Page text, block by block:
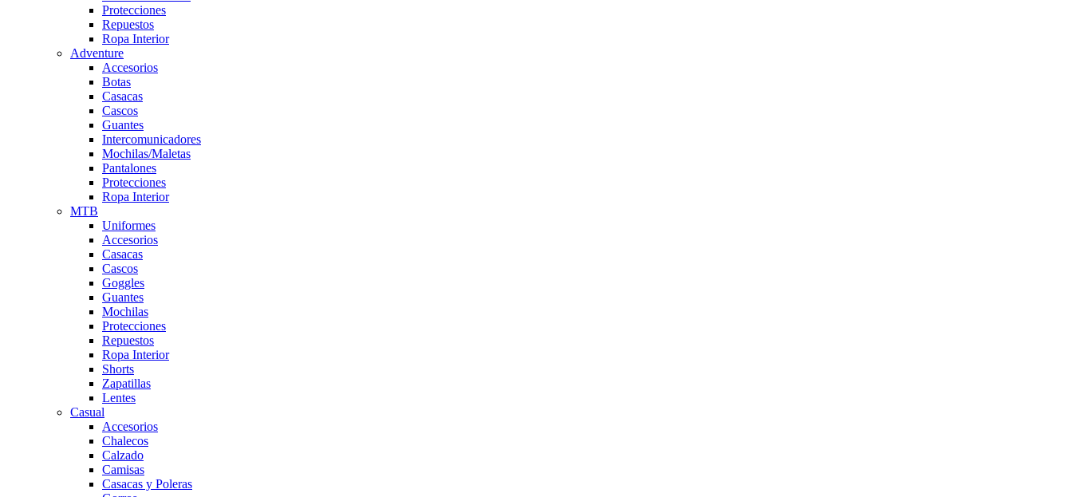
Protecciones
Repuestos
Ropa Interior
Adventure
Accesorios
Botas
Casacas
Cascos
Guantes
Intercomunicadores
Mochilas/Maletas
Pantalones
Protecciones
Ropa Interior
MTB
Uniformes
Accesorios
Casacas
Cascos
Goggles
Guantes
Mochilas
Protecciones
Repuestos
Ropa Interior
Shorts
Zapatillas
Lentes
Casual
Accesorios
Chalecos
Calzado
Camisas
Casacas y Poleras